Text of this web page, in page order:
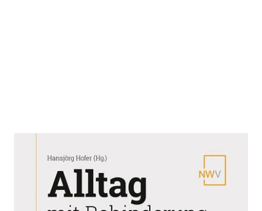
Alltag mit Behinderung. Ausgabe
2021/22
Zur Wunschliste hinzufügen